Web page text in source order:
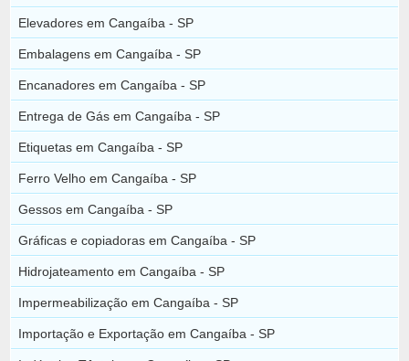
Elevadores em Cangaíba - SP
Embalagens em Cangaíba - SP
Encanadores em Cangaíba - SP
Entrega de Gás em Cangaíba - SP
Etiquetas em Cangaíba - SP
Ferro Velho em Cangaíba - SP
Gessos em Cangaíba - SP
Gráficas e copiadoras em Cangaíba - SP
Hidrojateamento em Cangaíba - SP
Impermeabilização em Cangaíba - SP
Importação e Exportação em Cangaíba - SP